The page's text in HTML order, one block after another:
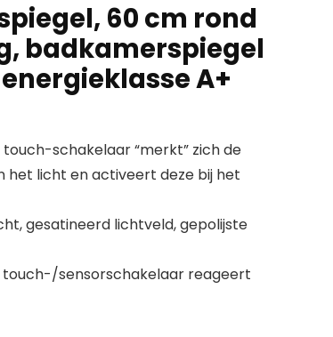
60 cm rond
badkamerspiegel
A+
schakelaar “merkt” zich de
het licht en activeert deze bij het
gesatineerd lichtveld, gepolijste
touch-/sensorschakelaar reageert